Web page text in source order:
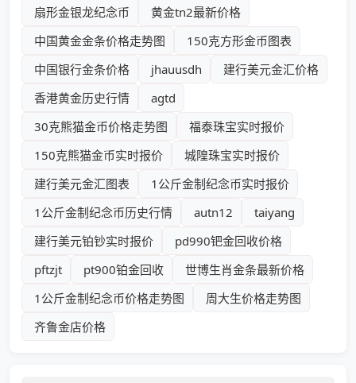
扇形金银龙纪念币
黄金tn2最新价格
中国黄金金条价格走势图
150克方形金币图表
中国银行金条价格
jhauusdh
建行美元金汇价格
香港黄金历史行情
agtd
30克熊猫金币价格走势图
福泰珠宝实时报价
150克熊猫金币实时报价
城隍珠宝实时报价
建行美元金汇图表
1公斤金制纪念币实时报价
1公斤金制纪念币历史行情
autn12
taiyang
建行美元铂钞实时报价
pd990钯金回收价格
pftzjt
pt900铂金回收
世博生肖金条最新价格
1公斤金制纪念币价格走势图
周大生价格走势图
齐鲁金店价格